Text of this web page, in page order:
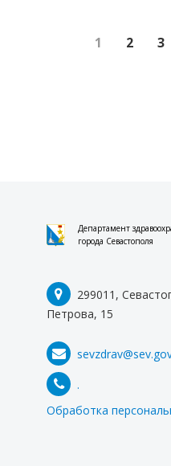
1 2 3
Департамент
города Севастополя
299011,
Петрова, 15
.
Обработка